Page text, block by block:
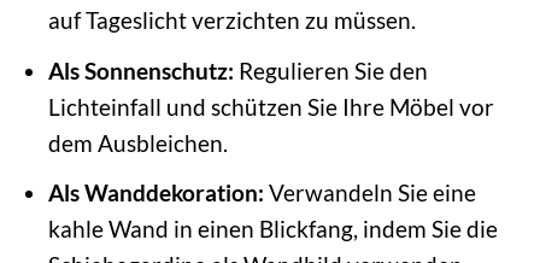
auf Tageslicht verzichten zu müssen.
Als Sonnenschutz: Regulieren Sie den
Lichteinfall und schützen Sie Ihre Möbel vor
dem Ausbleichen.
Als Wanddekoration: Verwandeln Sie eine
kahle Wand in einen Blickfang, indem Sie die